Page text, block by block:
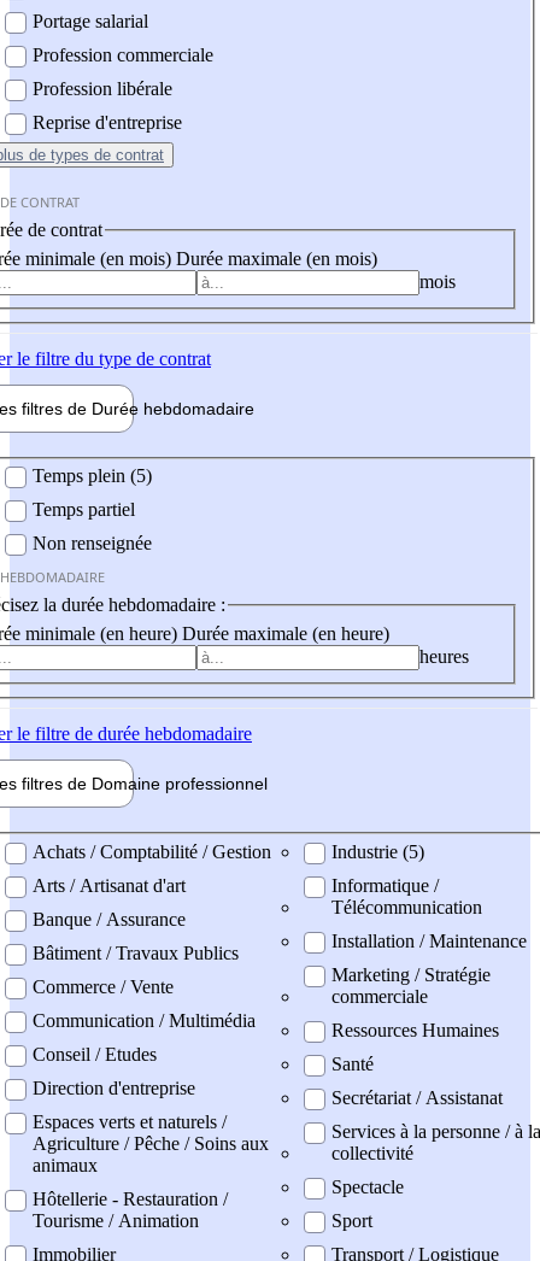
Portage salarial
Profession commerciale
Profession libérale
Reprise d'entreprise
de types de contrat
CONTRAT
de contrat
minimale (en mois) Durée maximale (en mois)
mois
le filtre du type de contrat
filtres de Durée hebdomadaire
Temps plein (5)
Temps partiel
Non renseignée
la durée hebdomadaire :
minimale (en heure) Durée maximale (en heure)
heures
le filtre de durée hebdomadaire
filtres de Domaine professionnel
professionel
Achats / Comptabilité / Gestion
Arts / Artisanat d'art
Banque / Assurance
Bâtiment / Travaux Publics
Commerce / Vente
Communication / Multimédia
Conseil / Etudes
Direction d'entreprise
Espaces verts et naturels /
Agriculture / Pêche / Soins aux
animaux
Hôtellerie - Restauration /
Tourisme / Animation
Immobilier
Industrie (5)
Informatique /
Télécommunication
Installation / Maintenance
Marketing / Stratégie
commerciale
Ressources Humaines
Santé
Secrétariat / Assistanat
Services à la personne / à la
collectivité
Spectacle
Sport
Transport / Logistique